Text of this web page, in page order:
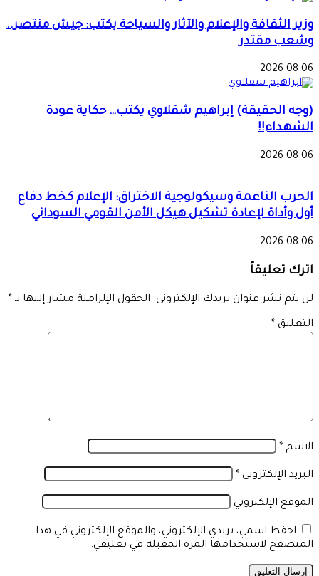
وزير الثقافة والإعلام والآثار والسياحة يكتب: جيش منتصر..
وشعب مقتدر
2026-08-06
(وجه الحقيقة) إبراهيم شقلاوي يكتب… حكاية عودة
الشهداء!!
2026-08-06
الحرب الناعمة وسيكولوجية الاختراق: الإعلام كخط دفاع
أول وأداة لإعادة تشكيل هيكل الأمن القومي السوداني
2026-08-06
اترك تعليقاً
لن يتم نشر عنوان بريدك الإلكتروني. الحقول الإلزامية مشار إليها بـ *
التعليق *
الاسم *
البريد الإلكتروني *
الموقع الإلكتروني
احفظ اسمي، بريدي الإلكتروني، والموقع الإلكتروني في هذا
المتصفح لاستخدامها المرة المقبلة في تعليقي.